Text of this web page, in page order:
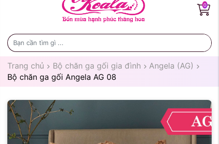
0
Trang chủ Bộ chăn ga gối gia đình
Angela (AG)
Bộ chăn ga gối Angela AG 08